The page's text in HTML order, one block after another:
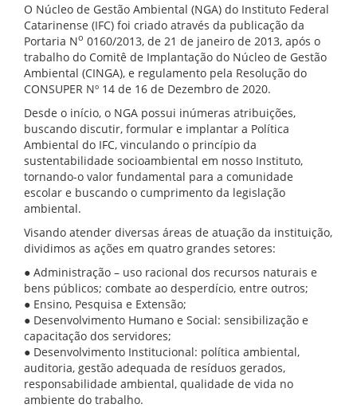
O Núcleo de Gestão Ambiental (NGA) do Instituto Federal
Catarinense (IFC) foi criado através da publicação da
Portaria No 0160/2013, de 21 de janeiro de 2013, após o
trabalho do Comitê de Implantação do Núcleo de Gestão
Ambiental (CINGA), e regulamento pela Resolução do
CONSUPER Nº 14 de 16 de Dezembro de 2020.
Desde o início, o NGA possui inúmeras atribuições,
buscando discutir, formular e implantar a Política
Ambiental do IFC, vinculando o princípio da
sustentabilidade socioambiental em nosso Instituto,
tornando-o valor fundamental para a comunidade
escolar e buscando o cumprimento da legislação
ambiental.
Visando atender diversas áreas de atuação da instituição,
dividimos as ações em quatro grandes setores:
● Administração – uso racional dos recursos naturais e
bens públicos; combate ao desperdício, entre outros;
● Ensino, Pesquisa e Extensão;
● Desenvolvimento Humano e Social: sensibilização e
capacitação dos servidores;
● Desenvolvimento Institucional: política ambiental,
auditoria, gestão adequada de resíduos gerados,
responsabilidade ambiental, qualidade de vida no
ambiente do trabalho.